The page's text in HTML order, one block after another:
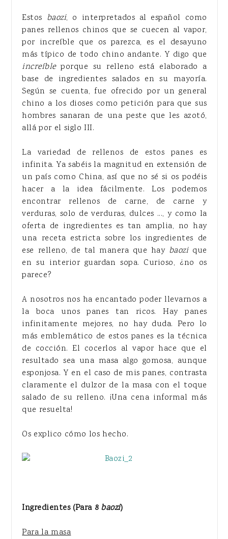
Estos baozi, o interpretados al español como
panes rellenos chinos que se cuecen al vapor,
por increíble que os parezca, es el desayuno
más típico de todo chino andante. Y digo que
increíbleporque su relleno está elaborado a
base de ingredientes salados en su mayoría.
Según se cuenta, fue ofrecido por un general
chino a los dioses como petición para que sus
hombres sanaran de una peste que les azotó,
allá por el siglo III.
La variedad de rellenos de estos panes es
infinita. Ya sabéis la magnitud en extensión de
un país como China, así que no sé si os podéis
hacer a la idea fácilmente. Los podemos
encontrar rellenos de carne, de carne y
verduras, solo de verduras, dulces ..., y como la
oferta de ingredientes es tan amplia, no hay
una receta estricta sobre los ingredientes de
ese relleno, de tal manera que hay baozique
en su interior guardan sopa. Curioso, ¿no os
parece?
A nosotros nos ha encantado poder llevarnos a
la boca unos panes tan ricos. Hay panes
infinitamente mejores, no hay duda. Pero lo
más emblemático de estos panes es la técnica
de cocción. El cocerlos al vapor hace que el
resultado sea una masa algo gomosa, aunque
esponjosa. Y en el caso de mis panes, contrasta
claramente el dulzor de la masa con el toque
salado de su relleno. ¡Una cena informal más
que resuelta!
Os explico cómo los hecho.
Ingredientes (Para 8 baozi)
Para la masa